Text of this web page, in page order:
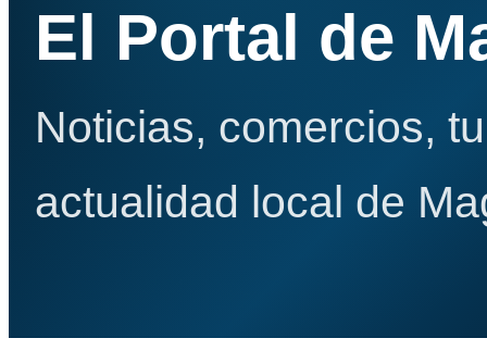
El Portal de
Noticias, comercios,
actualidad local de